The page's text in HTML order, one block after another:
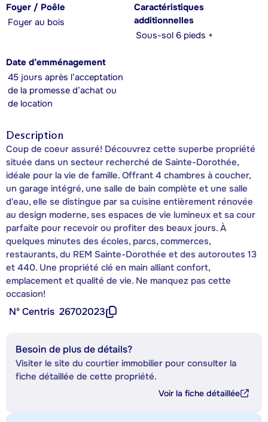
Foyer / Poêle
Foyer au bois
Caractéristiques
additionnelles
Sous-sol 6 pieds +
Date d’emménagement
45 jours après l’acceptation
de la promesse d’achat ou
de location
Description
Coup de coeur assuré! Découvrez cette superbe propriété
située dans un secteur recherché de Sainte-Dorothée,
idéale pour la vie de famille. Offrant 4 chambres à coucher,
un garage intégré, une salle de bain complète et une salle
d'eau, elle se distingue par sa cuisine entièrement rénovée
au design moderne, ses espaces de vie lumineux et sa cour
parfaite pour recevoir ou profiter des beaux jours. À
quelques minutes des écoles, parcs, commerces,
restaurants, du REM Sainte-Dorothée et des autoroutes 13
et 440. Une propriété clé en main alliant confort,
emplacement et qualité de vie. Ne manquez pas cette
occasion!
Nº Centris 26702023
Besoin de plus de détails?
Visiter le site du courtier immobilier pour consulter la
fiche détaillée de cette propriété.
Voir la fiche détaillée